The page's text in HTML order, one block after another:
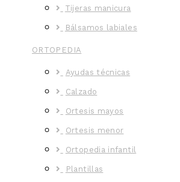
Tijeras manicura
Bálsamos labiales
ORTOPEDIA
Ayudas técnicas
Calzado
Ortesis mayos
Ortesis menor
Ortopedia infantil
Plantillas